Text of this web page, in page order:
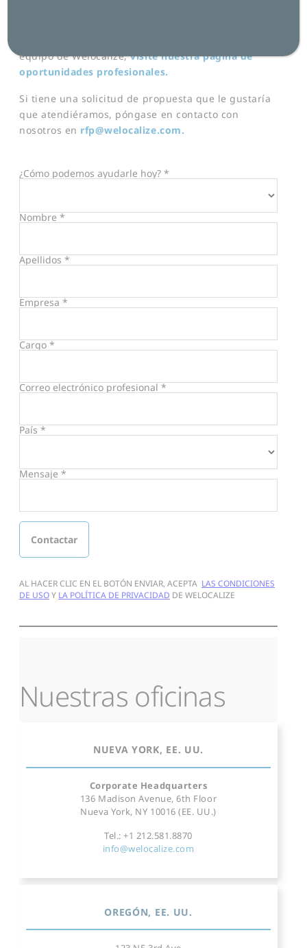
equipo de Welocalize, visite nuestra página de
oportunidades profesionales.
Si tiene una solicitud de propuesta que le gustaría
que atendiéramos, póngase en contacto con
nosotros en rfp@welocalize.com.
Nuestras oficinas
NUEVA YORK, EE. UU.
Corporate Headquarters
136 Madison Avenue, 6th Floor
Nueva York, NY 10016 (EE. UU.)
Tel.: +1 212.581.8870
info@welocalize.com
OREGÓN, EE. UU.